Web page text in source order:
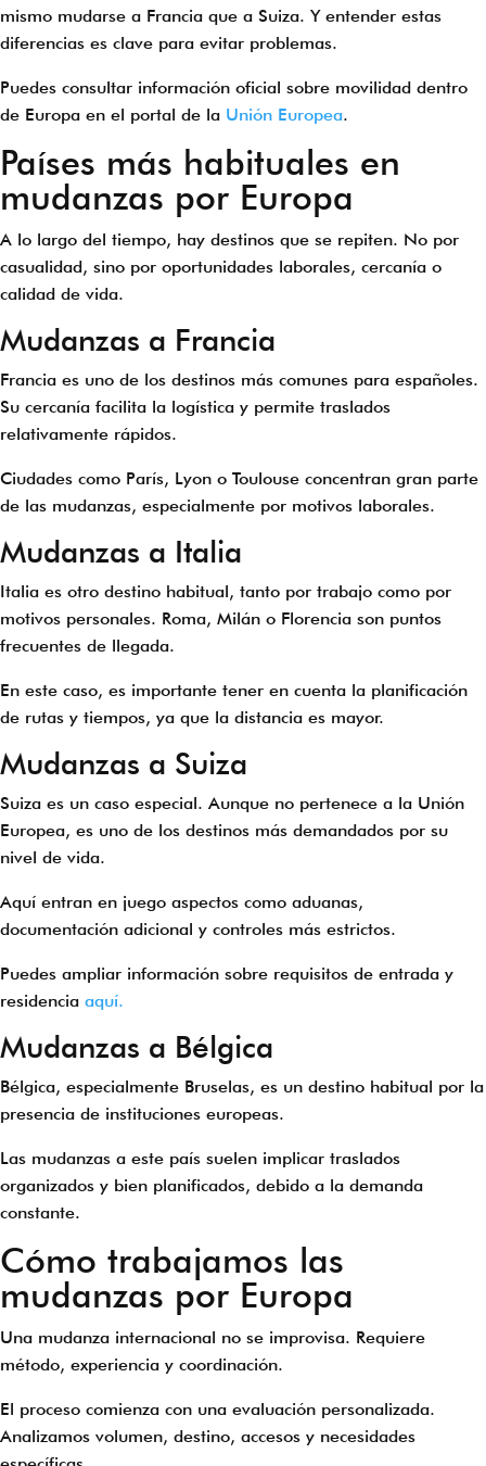
mismo mudarse a Francia que a Suiza. Y entender estas
diferencias es clave para evitar problemas.
Puedes consultar información oficial sobre movilidad dentro
de Europa en el portal de la Unión Europea.
Países más habituales en
mudanzas por Europa
A lo largo del tiempo, hay destinos que se repiten. No por
casualidad, sino por oportunidades laborales, cercanía o
calidad de vida.
Mudanzas a Francia
Francia es uno de los destinos más comunes para españoles.
Su cercanía facilita la logística y permite traslados
relativamente rápidos.
Ciudades como París, Lyon o Toulouse concentran gran parte
de las mudanzas, especialmente por motivos laborales.
Mudanzas a Italia
Italia es otro destino habitual, tanto por trabajo como por
motivos personales. Roma, Milán o Florencia son puntos
frecuentes de llegada.
En este caso, es importante tener en cuenta la planificación
de rutas y tiempos, ya que la distancia es mayor.
Mudanzas a Suiza
Suiza es un caso especial. Aunque no pertenece a la Unión
Europea, es uno de los destinos más demandados por su
nivel de vida.
Aquí entran en juego aspectos como aduanas,
documentación adicional y controles más estrictos.
Puedes ampliar información sobre requisitos de entrada y
residencia aquí.
Mudanzas a Bélgica
Bélgica, especialmente Bruselas, es un destino habitual por la
presencia de instituciones europeas.
Las mudanzas a este país suelen implicar traslados
organizados y bien planificados, debido a la demanda
constante.
Cómo trabajamos las
mudanzas por Europa
Una mudanza internacional no se improvisa. Requiere
método, experiencia y coordinación.
El proceso comienza con una evaluación personalizada.
Analizamos volumen, destino, accesos y necesidades